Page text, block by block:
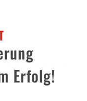
Erfolg!